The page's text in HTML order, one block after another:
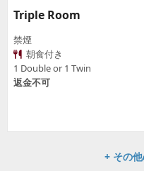
Triple Room
禁煙
朝食付き
1 Double or 1 Twin
返金不可
+ その